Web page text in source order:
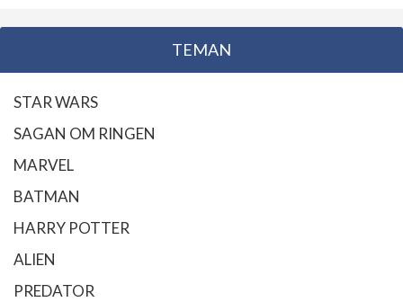
TEMAN
STAR WARS
SAGAN OM RINGEN
MARVEL
BATMAN
HARRY POTTER
ALIEN
PREDATOR